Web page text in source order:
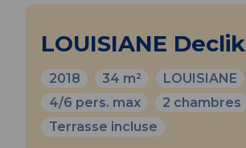
LOUISIANE Declik
2018 34 m²
LOUISIANE
4/6 pers. max
2 chambres
Terrasse incluse